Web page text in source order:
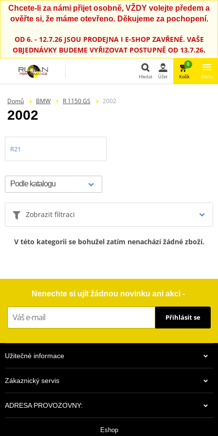
Chcete-li za námi přijet osobně, VŽDY volejte předem a
ověřte si, že máme otevřeno. Děkujeme za pochopení.
OD 6. - 12.7.26 JSOU PRODEJNA I E-SHOP ZAVŘENÉ. VAŠE
OBJEDNÁVKY BUDEME VYŘIZOVAT POSTUPNĚ OD 13.7.26.
Hledat Účet
0
Košík Menu
Domů BMW R 1150 GS 2002
2002
R21
Zobrazit filtraci
V této kategorii se bohužel zatím nenachází žádné zboží.
Nenechte si ujít žádnou novinku ani akci -
Přihlásit se
Užitečné informace
Zákaznický servis
ADRESA PROVOZOVNY:
Eshop